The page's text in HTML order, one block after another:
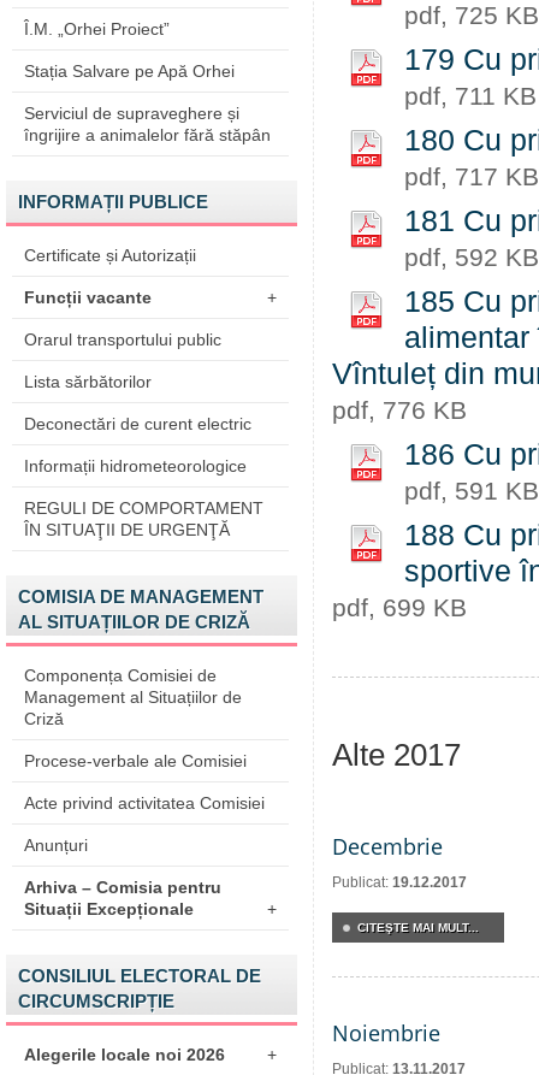
Î.M. „Orhei Proiect”
Stația Salvare pe Apă Orhei
Serviciul de supraveghere și
îngrijire a animalelor fără stăpân
INFORMAȚII PUBLICE
Certificate și Autorizații
Funcții vacante +
Orarul transportului public
Lista sărbătorilor
Deconectări de curent electric
Informații hidrometeorologice
REGULI DE COMPORTAMENT
ÎN SITUAŢII DE URGENŢĂ
COMISIA DE MANAGEMENT
AL SITUAȚIILOR DE CRIZĂ
Componența Comisiei de
Management al Situațiilor de
Criză
Procese-verbale ale Comisiei
Acte privind activitatea Comisiei
Anunțuri
Arhiva – Comisia pentru
Situații Excepționale
+
CONSILIUL ELECTORAL DE
CIRCUMSCRIPȚIE
Alegerile locale noi 2026 +
pdf, 725 KB
179 Cu
pdf, 711 KB
180 Cu
pdf, 717 KB
181 Cu
pdf, 592 KB
185 Cu
Vîntuleț din
pdf, 776 KB
186 Cu
pdf, 591 KB
188 Cu
sportive
pdf, 699 KB
Alte 2017
Decembrie
Publicat: 19.12.2017
CITEŞTE MAI MULT...
Noiembrie
Publicat: 13.11.2017